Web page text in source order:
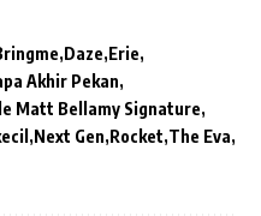
Daze Erie
Akhir Pekan
Matt Bellamy Signature
Next Gen Rocket The Eva